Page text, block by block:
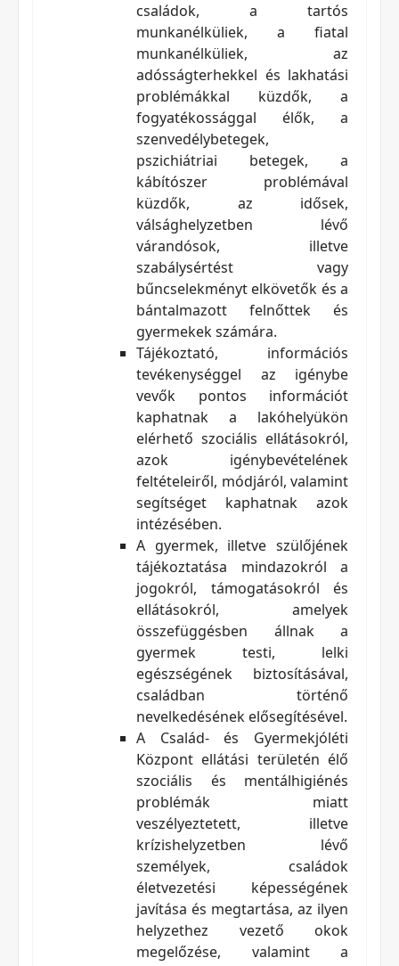
családok, a tartós
munkanélküliek, a fiatal
munkanélküliek, az
adósságterhekkel és lakhatási
problémákkal küzdők, a
fogyatékossággal élők, a
szenvedélybetegek,
pszichiátriai betegek, a
kábítószer problémával
küzdők, az idősek,
válsághelyzetben lévő
várandósok, illetve
szabálysértést vagy
bűncselekményt elkövetők és a
bántalmazott felnőttek és
gyermekek számára.
Tájékoztató, információs
tevékenységgel az igénybe
vevők pontos információt
kaphatnak a lakóhelyükön
elérhető szociális ellátásokról,
azok igénybevételének
feltételeiről, módjáról, valamint
segítséget kaphatnak azok
intézésében.
A gyermek, illetve szülőjének
tájékoztatása mindazokról a
jogokról, támogatásokról és
ellátásokról, amelyek
összefüggésben állnak a
gyermek testi, lelki
egészségének biztosításával,
családban történő
nevelkedésének elősegítésével.
A Család- és Gyermekjóléti
Központ ellátási területén élő
szociális és mentálhigiénés
problémák miatt
veszélyeztetett, illetve
krízishelyzetben lévő
személyek, családok
életvezetési képességének
javítása és megtartása, az ilyen
helyzethez vezető okok
megelőzése, valamint a